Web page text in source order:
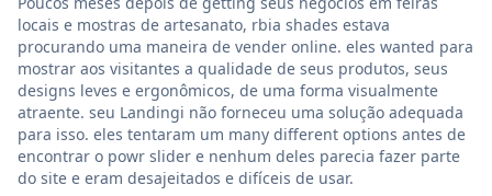
locais e mostras de artesanato, rbia shades estava
procurando uma maneira de vender online. eles wanted para
mostrar aos visitantes a qualidade de seus produtos, seus
designs leves e ergonômicos, de uma forma visualmente
atraente. seu Landingi não forneceu uma solução adequada
para isso. eles tentaram um many different options antes de
encontrar o powr slider e nenhum deles parecia fazer parte
do site e eram desajeitados e difíceis de usar.